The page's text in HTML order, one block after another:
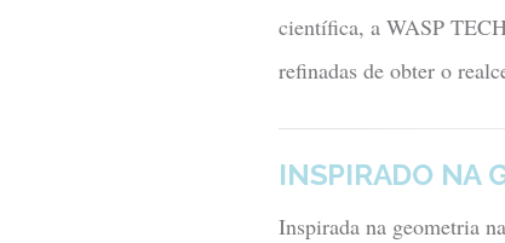
científica, a WASP
refinadas de obter o
INSPIRADO NA
Inspirada na geometria